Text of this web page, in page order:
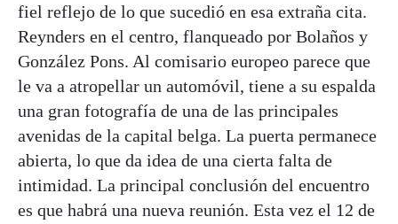
fiel reflejo de lo que sucedió en esa extraña cita.
Reynders en el centro, flanqueado por Bolaños y
González Pons. Al comisario europeo parece que
le va a atropellar un automóvil, tiene a su espalda
una gran fotografía de una de las principales
avenidas de la capital belga. La puerta permanece
abierta, lo que da idea de una cierta falta de
intimidad. La principal conclusión del encuentro
es que habrá una nueva reunión. Esta vez el 12 de